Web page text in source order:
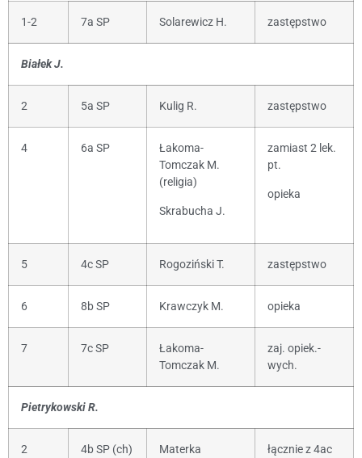
1-2 7a SP Solarewicz H. zastępstwo
Białek J.
2 5a SP Kulig R. zastępstwo
4 6a SP
Łakoma-
Tomczak M.
(religia)
Skrabucha J.
zamiast 2 lek.
pt.
opieka
5 4c SP Rogoziński T. zastępstwo
6 8b SP Krawczyk M. opieka
7 7c SP
Łakoma-
Tomczak M.
zaj. opiek.-
wych.
Pietrykowski R.
2 4b SP (ch)
Materka
łącznie z 4ac